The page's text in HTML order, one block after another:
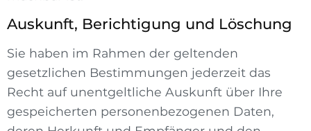
Auskunft, Berichtigung und Löschung
Sie haben im Rahmen der geltenden
gesetzlichen Bestimmungen jederzeit das
Recht auf unentgeltliche Auskunft über Ihre
gespeicherten personenbezogenen Daten,